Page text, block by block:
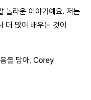
놀라운 이야기예요. 저는
더 많이 배우는 것이
을 담아, Corey